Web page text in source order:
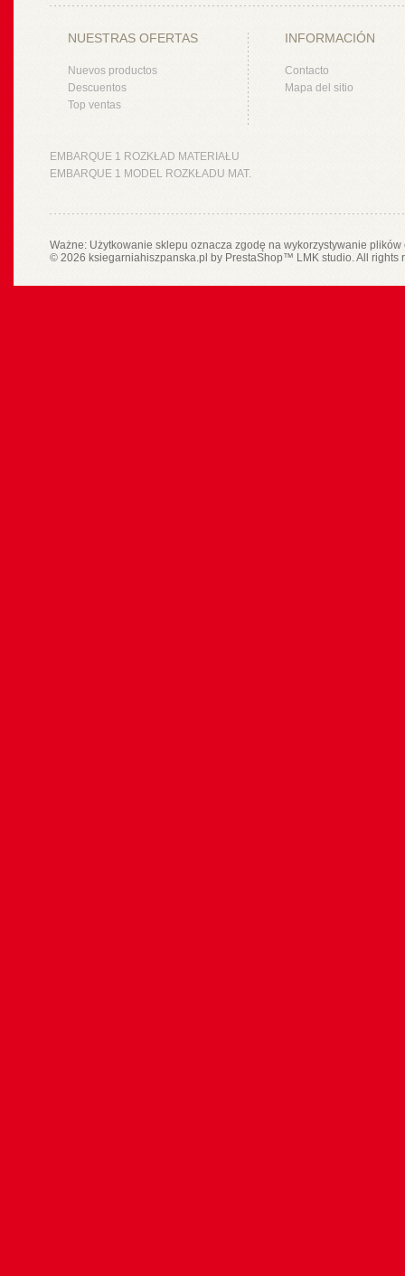
NUESTRAS OFERTAS
Nuevos productos
Descuentos
Top ventas
INFORMACIÓN
Contacto
Mapa del sitio
EMBARQUE 1 ROZKŁAD MATERIAŁU
EMBARQUE 1 MODEL ROZKŁADU MAT.
Ważne: Użytkowanie sklepu oznacza zgodę na wykorzystywanie
© 2026 ksiegarniahiszpanska.pl by PrestaShop™ LMK studio. All rights